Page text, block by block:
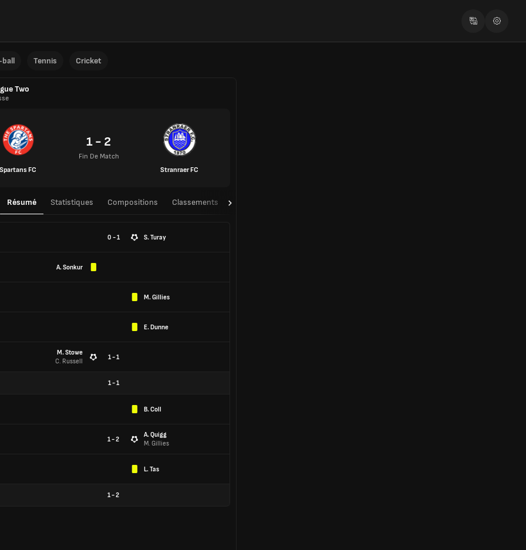
ball Tennis Cricket
Two
Spartans FC
1 - 2
Fin De Match
Stranraer FC
Résumé Statistiques Compositions Classements
0 - 1 S. Turay
A. Sonkur
M. Gillies
E. Dunne
M. Stowe
C. Russell
1 - 1
1-1
B. Coll
1 - 2
A. Quigg
M. Gillies
L. Tas
1-2